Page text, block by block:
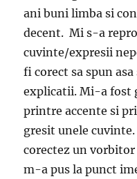
ani buni limba si
decent. Mi s-a
cuvinte/expresii
fi corect sa spun
explicatii. Mi-a fost
printre accente si
gresit unele
corectez un
m-a pus la punct